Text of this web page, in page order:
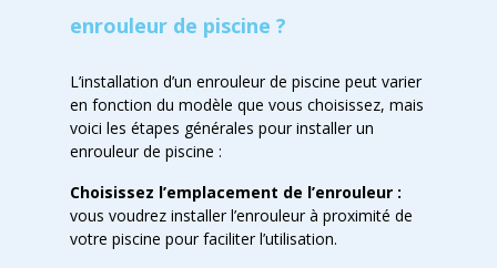
enrouleur de piscine ?
L’installation d’un enrouleur de piscine peut varier
en fonction du modèle que vous choisissez, mais
voici les étapes générales pour installer un
enrouleur de piscine :
Choisissez l’emplacement de l’enrouleur :
vous voudrez installer l’enrouleur à proximité de
votre piscine pour faciliter l’utilisation.